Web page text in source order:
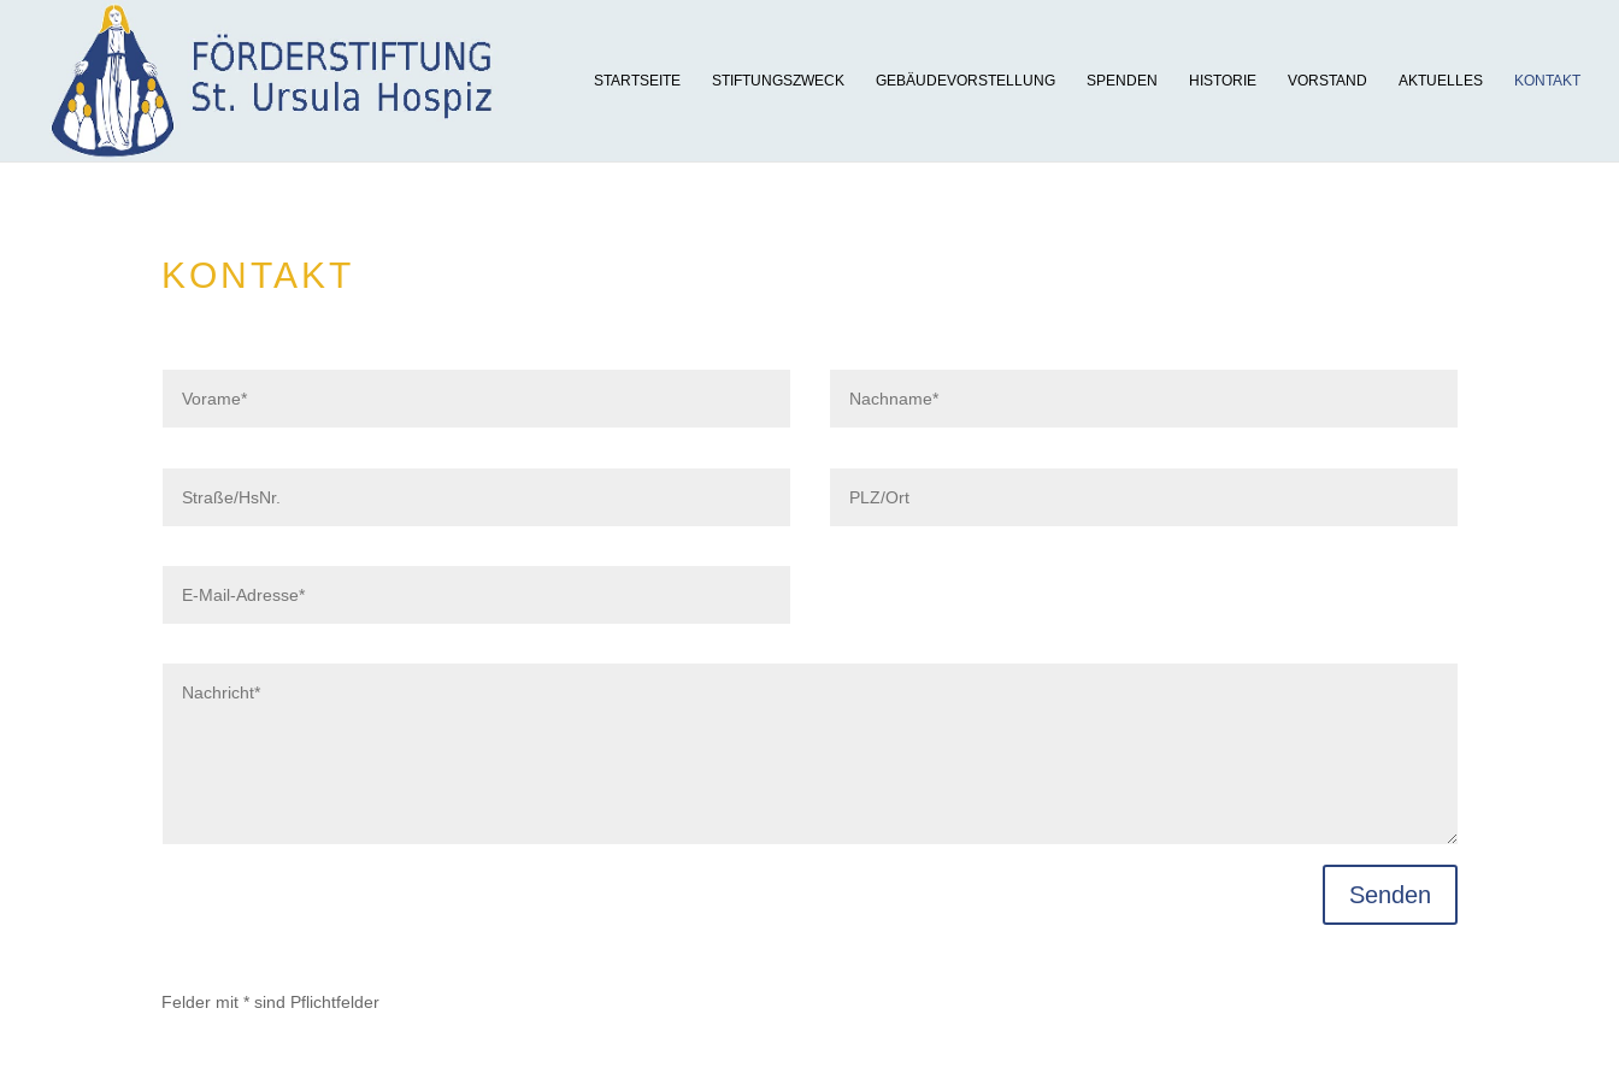
STARTSEITE STIFTUNGSZWECK GEBÄUDEVORSTELLUNG SPENDEN HISTORIE VORSTAND AKTUELLES KONTAKT
KONTAKT
Senden
Felder mit * sind Pflichtfelder